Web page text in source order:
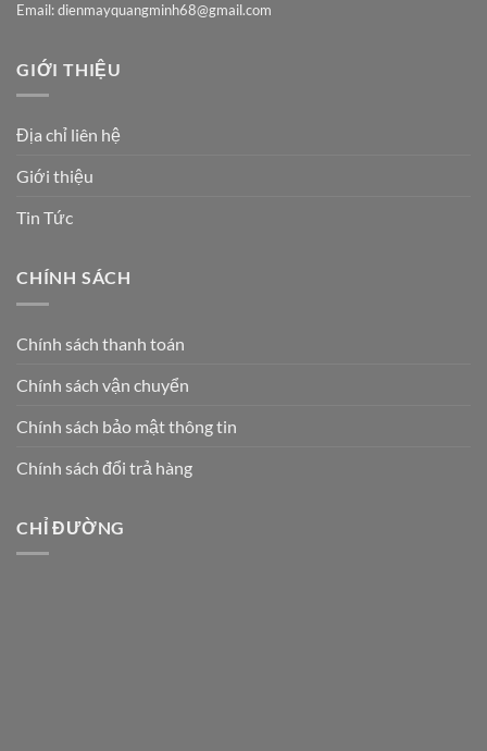
Email:dienmayquangminh68@gmail.com
GIỚI THIỆU
Địa chỉ liên hệ
Giới thiệu
Tin Tức
CHÍNH SÁCH
Chính sách thanh toán
Chính sách vận chuyển
Chính sách bảo mật thông tin
Chính sách đổi trả hàng
CHỈ ĐƯỜNG